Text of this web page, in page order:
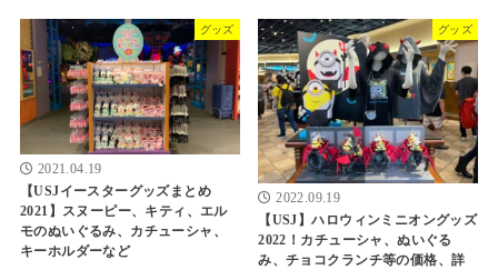
グッズ
2021.04.19
【USJイースターグッズまとめ
2021】スヌーピー、キティ、エル
モのぬいぐるみ、カチューシャ、
キーホルダーなど
グッズ
2022.09.19
【USJ】ハロウィンミニオングッズ
2022！カチューシャ、ぬいぐる
み、チョコクランチ等の価格、詳